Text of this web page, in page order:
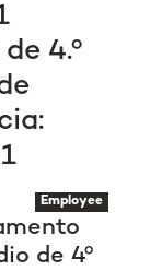
4.º
Employee
de 4º